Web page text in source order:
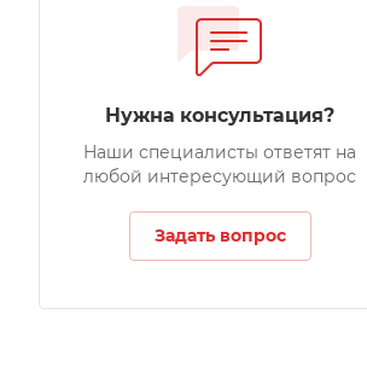
Нужна консультация?
Наши специалисты ответят на
любой интересующий вопрос
Задать вопрос